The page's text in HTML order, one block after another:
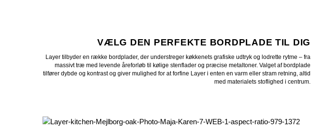
VÆLG DEN PERFEKTE BORDPLADE TIL DIG
Layer tilbyder en række bordplader, der understreger køkkenets grafiske udtryk og lodrette rytme – fra
massivt træ med levende åreforløb til kølige stenflader og præcise metaltoner. Valget af bordplade
tilfører dybde og kontrast og giver mulighed for at forfine Layer i enten en varm eller stram retning, altid
med materialets stoflighed i centrum.